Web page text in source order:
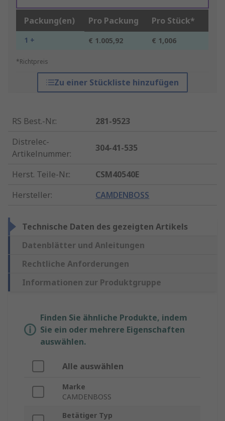
Packung(en) Pro Packung Pro Stück*
1 + € 1.005,92 € 1,006
*Richtpreis
Zu einer Stückliste hinzufügen
RS Best.-Nr.:
281-9523
Distrelec-
Artikelnummer:
304-41-535
Herst. Teile-Nr.:
CSM40540E
Hersteller: CAMDENBOSS
Technische Daten des gezeigten Artikels
Datenblätter und Anleitungen
Rechtliche Anforderungen
Informationen zur Produktgruppe
Finden Sie ähnliche Produkte, indem
Sie ein oder mehrere Eigenschaften
auswählen.
Alle auswählen
Marke
CAMDENBOSS
Betätiger Typ